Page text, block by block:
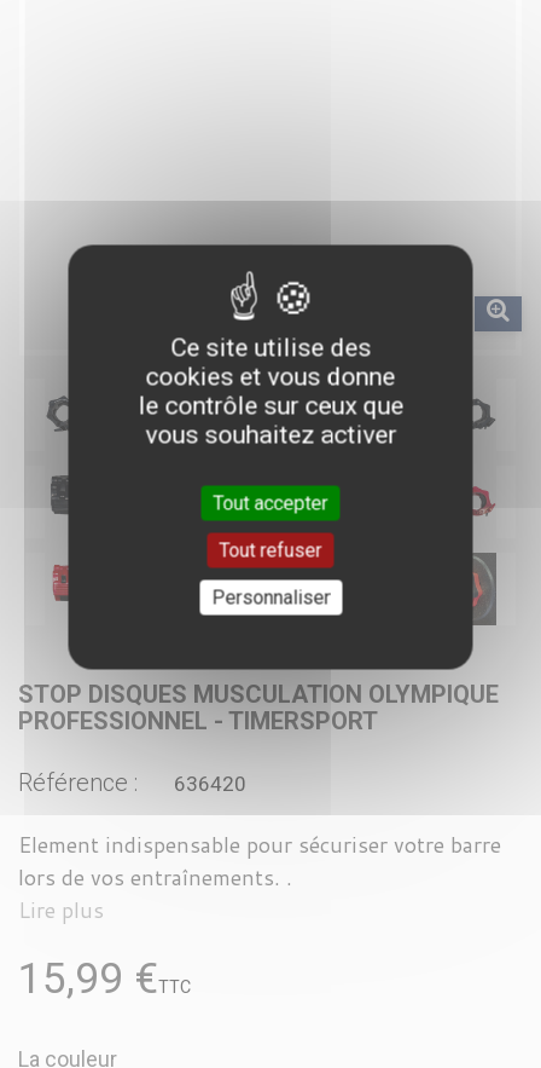
STOP DISQUES MUSCULATION OLYMPIQUE
PROFESSIONNEL - TIMERSPORT
Référence : 636420
Element indispensable pour sécuriser votre barre
lors de vos entraînements. .
Lire plus
15,99 €TTC
La couleur
Ce site utilise des
cookies et vous donne
le contrôle sur ceux que
vous souhaitez activer
Tout accepter
Tout refuser
Personnaliser